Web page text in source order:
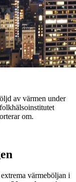
av värmen under
om.
värmeböljan i